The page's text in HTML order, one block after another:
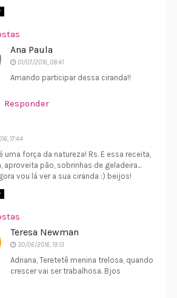
Ana Paula
01/07/2016, 08:41
Amando participar dessa ciranda!!
Responder
17:44
uma força da natureza! Rs. E essa receita,
aproveita pão, sobrinhas de geladeira...
vou lá ver a sua ciranda :) beijos!
Teresa Newman
30/06/2016, 19:13
Adriana, Teretetê menina trelosa, quando
crescer vai ser trabalhosa. Bjos